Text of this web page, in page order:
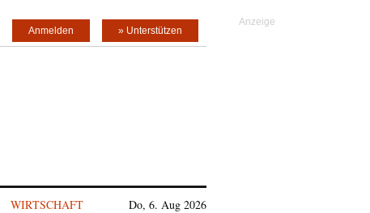
» Unterstützen
Anmelden
WIRTSCHAFT Do, 6. Aug 2026